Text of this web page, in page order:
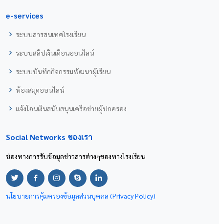
e-services
ระบบสารสนเทศโรงเรียน
ระบบสลิปเงินเดือนออนไลน์
ระบบบันทึกกิจกรรมพัฒนาผู้เรียน
ห้องสมุดออนไลน์
แจ้งโอนเงินสนับสนุนเครือข่ายผู้ปกครอง
Social Networks ของเรา
ช่องทางการรับข้อมูลข่าวสารต่างๆของทางโรงเรียน
นโยบายการคุ้มครองข้อมูลส่วนบุคคล (Privacy Policy)